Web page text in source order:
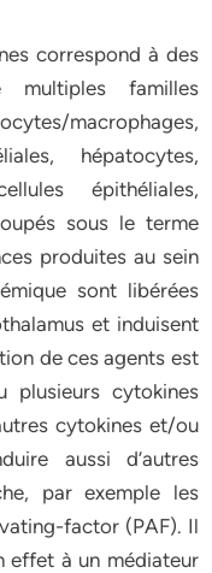
correspond à des
familles
macrophages,
hépatocytes,
épithéliales,
sous le terme
produites au sein
sont libérées
et induisent
de ces agents est
plusieurs cytokines
cytokines et/ou
aussi d’autres
par exemple les
factor (PAF). Il
effet à un médiateur